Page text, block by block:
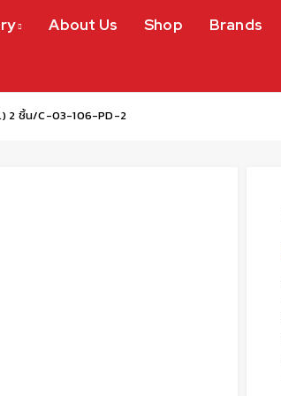
About Us Shop Brands
2 ชิ้น/C-03-106-PD-2